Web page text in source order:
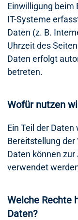
Einwilligung beim
IT-Systeme
Daten (z. B.
Uhrzeit des
Daten erfolgt
betreten.
Wofür nutzen
Ein Teil der
Bereitstellung
Daten können
verwendet
Welche Rechte
Daten?